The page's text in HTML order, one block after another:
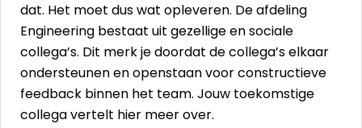
dat. Het moet dus wat opleveren. De afdeling
Engineering bestaat uit gezellige en sociale
collega’s. Dit merk je doordat de collega’s elkaar
ondersteunen en openstaan voor constructieve
feedback binnen het team. Jouw toekomstige
collega vertelt hier meer over.